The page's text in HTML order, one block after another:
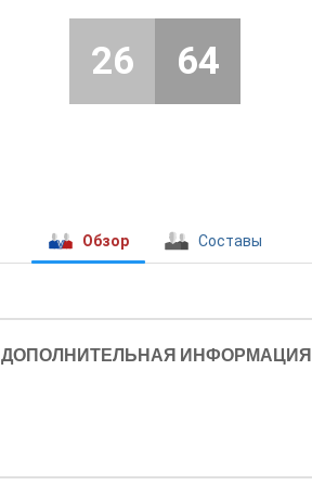
26 64
Обзор Составы
ДОПОЛНИТЕЛЬНАЯ ИНФОРМАЦИЯ